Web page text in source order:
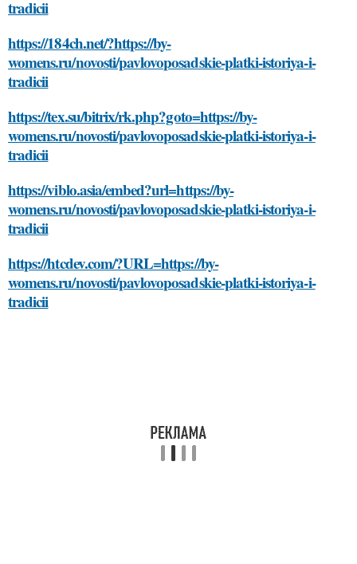
tradicii
https://184ch.net/?https://by-
womens.ru/novosti/pavlovoposadskie-platki-istoriya-i-
tradicii
https://tex.su/bitrix/rk.php?goto=https://by-
womens.ru/novosti/pavlovoposadskie-platki-istoriya-i-
tradicii
https://viblo.asia/embed?url=https://by-
womens.ru/novosti/pavlovoposadskie-platki-istoriya-i-
tradicii
https://htcdev.com/?URL=https://by-
womens.ru/novosti/pavlovoposadskie-platki-istoriya-i-
tradicii